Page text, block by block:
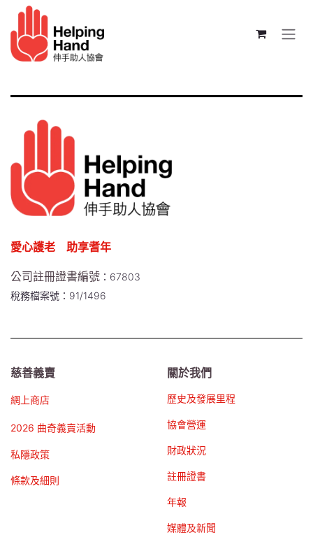
跳至內容
愛心護老 助享耆年
公司註冊證書編號 ：67803
稅務檔案號：91/1496
慈善義賣
網上商店
2026 曲奇義賣活動
私隱政策
條款及細則
關於我們
歷史及發展里程
協會營運
財政狀況
註冊證書
年報
媒體及新聞